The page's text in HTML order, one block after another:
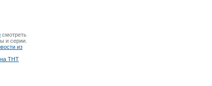
смотреть
и серии.
из
ТНТ